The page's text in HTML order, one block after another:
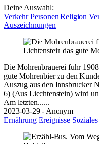
Deine Auswahl:
VerkehrPersonen Religion
Auszeichnungen
Die Mohrenbrauerei fuhr
gute Mohrenbier zu den
Auszug aus den Innsbrucker
6) (Aus Liechtenstein) wird
Am letzten......
2023-03-29 - Anonym
Ernährung Ereignisse Soziales